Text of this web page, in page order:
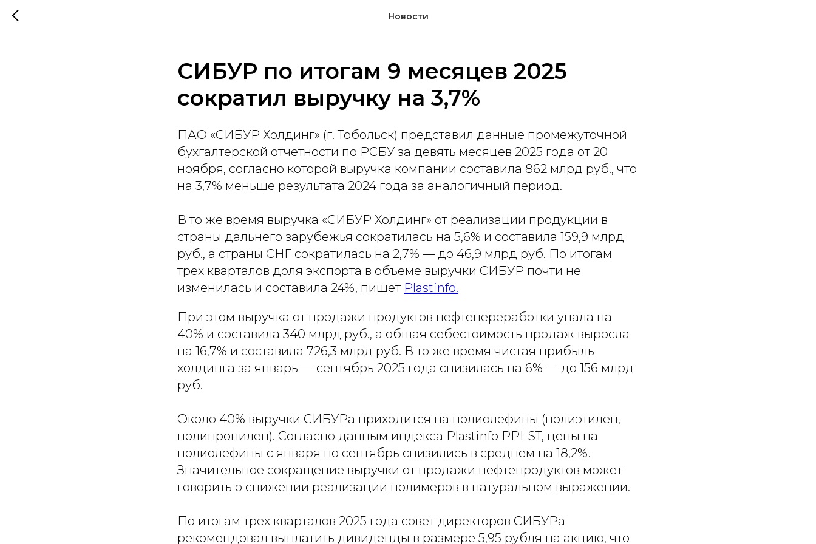
Новости
СИБУР по итогам 9 месяцев 2025
сократил выручку на 3,7%
ПАО «СИБУР Холдинг» (г. Тобольск) представил данные промежуточной
бухгалтерской отчетности по РСБУ за девять месяцев 2025 года от 20
ноября, согласно которой выручка компании составила 862 млрд руб., что
на 3,7% меньше результата 2024 года за аналогичный период.
В то же время выручка «СИБУР Холдинг» от реализации продукции в
страны дальнего зарубежья сократилась на 5,6% и составила 159,9 млрд
руб., а страны СНГ сократилась на 2,7% — до 46,9 млрд руб. По итогам
трех кварталов доля экспорта в объеме выручки СИБУР почти не
изменилась и составила 24%, пишет Рlastinfo.
При этом выручка от продажи продуктов нефтепереработки упала на
40% и составила 340 млрд руб., а общая себестоимость продаж выросла
на 16,7% и составила 726,3 млрд руб. В то же время чистая прибыль
холдинга за январь — сентябрь 2025 года снизилась на 6% — до 156 млрд
руб.
Около 40% выручки СИБУРа приходится на полиолефины (полиэтилен,
полипропилен). Согласно данным индекса Plastinfo PPI-ST, цены на
полиолефины с января по сентябрь снизились в среднем на 18,2%.
Значительное сокращение выручки от продажи нефтепродуктов может
говорить о снижении реализации полимеров в натуральном выражении.
По итогам трех кварталов 2025 года совет директоров СИБУРа
рекомендовал выплатить дивиденды в размере 5,95 рубля на акцию, что